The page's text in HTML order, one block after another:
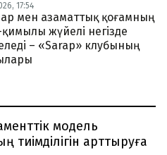
17:54
мен азаматтық қоғамның
қимылы жүйелі негізде
– «Sarap» клубының
модель
тиімділігін арттыруға